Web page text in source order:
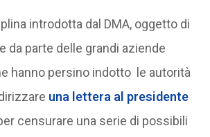
introdotta dal DMA, oggetto di
da parte delle grandi aziende
hanno persino indotto le autorità
una lettera al presidente
censurare una serie di possibili